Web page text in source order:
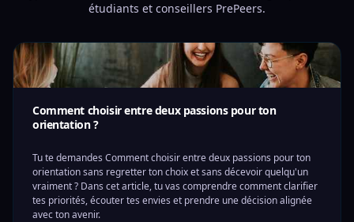
étudiants et conseillers PrePeers.
Comment choisir entre deux passions pour ton
orientation ?
Tu te demandes Comment choisir entre deux passions pour ton
orientation sans regretter ton choix et sans décevoir quelqu'un
vraiment ? Dans cet article, tu vas comprendre comment clarifier
tes priorités, écouter tes envies et prendre une décision alignée
avec ton avenir.